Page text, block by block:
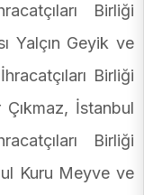
Birliği
Yalçın Geyik ve
Birliği
İstanbul
Birliği
Kuru Meyve ve